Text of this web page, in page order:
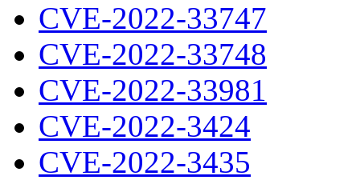
CVE-2022-33747
CVE-2022-33748
CVE-2022-33981
CVE-2022-3424
CVE-2022-3435